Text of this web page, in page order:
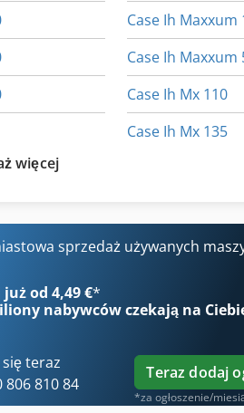
Case Ih Maxxum
Case Ih Maxxum
Case Ih Mx 110
Case Ih Mx 135
więcej
sprzedaż używanych
już od 4,49 €*
nabywcówczekają na
teraz
806 810 84
Teraz dodaj
*za ogłoszenie/